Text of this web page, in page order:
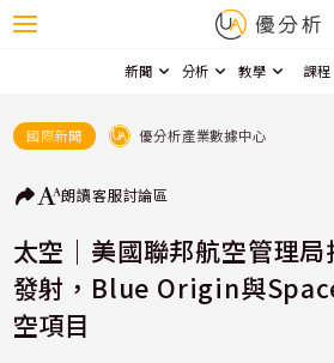
新聞 分析 教學 課程
國際新聞 優分析產業數據中心
朗讀客服討論區
太空｜美國聯邦航空管理局
發射，Blue Origin與
空項目